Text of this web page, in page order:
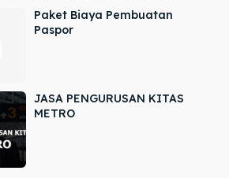
Paket Biaya Pembuatan
Paspor
JASA PENGURUSAN KITAS
METRO